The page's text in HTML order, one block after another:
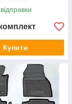
Купити